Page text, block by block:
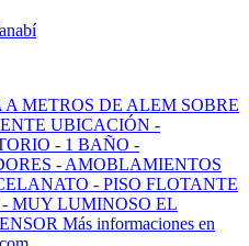
METROS DE ALEM SOBRE
UBICACIÓN -
- 1 BAÑO -
- AMOBLAMIENTOS
- PISO FLOTANTE
MUY LUMINOSO EL
Más informaciones en